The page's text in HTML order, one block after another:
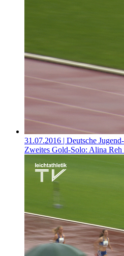
31.07.2016 | Deutsche
Zweites Gold-Solo: Alina